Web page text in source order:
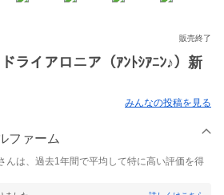
販売終了
ドライアロニア（ｱﾝﾄｼｱﾆﾝ♪）新
みんなの投稿を見る
ファーム
んは、過去1年間で平均して特に高い評価を得